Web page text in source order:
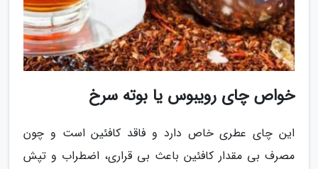
خواص چای رویبوس یا بوته سرخ
این چای عطری خاص دارد و فاقد کافئین است و چون
مصرف بی مقدار کافئین باعث بی قراری، اضطراب و تپش